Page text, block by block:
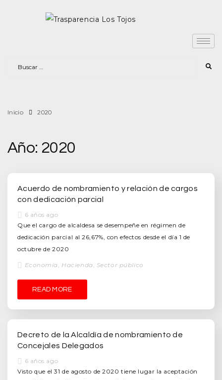
Inicio 2020
Año: 2020
Acuerdo de nombramiento y relación de cargos
con dedicación parcial
6 años ago
Que el cargo de alcaldesa se desempeñe en régimen de
dedicación parcial al 26,67%, con efectos desde el día 1 de
octubre de 2020
Economía, Hacienda, Sector público
READ MORE
Decreto de la Alcaldía de nombramiento de
Concejales Delegados
6 años ago
Visto que el 31 de agosto de 2020 tiene lugar la aceptación